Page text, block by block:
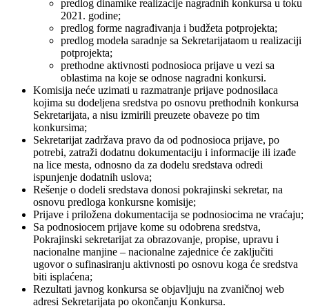
predlog dinamike realizacije nagradnih konkursa u toku
2021. godine;
predlog forme nagrađivanja i budžeta potprojekta;
predlog modela saradnje sa Sekretarijataom u realizaciji
potprojekta;
prethodne aktivnosti podnosioca prijave u vezi sa
oblastima na koje se odnose nagradni konkursi.
Komisija neće uzimati u razmatranje prijave podnosilaca
kojima su dodeljena sredstva po osnovu prethodnih konkursa
Sekretarijata, a nisu izmirili preuzete obaveze po tim
konkursima;
Sekretarijat zadržava pravo da od podnosioca prijave, po
potrebi, zatraži dodatnu dokumentaciju i informacije ili izađe
na lice mesta, odnosno da za dodelu sredstava odredi
ispunjenje dodatnih uslova;
Rešenje o dodeli sredstava donosi pokrajinski sekretar, na
osnovu predloga konkursne komisije;
Prijave i priložena dokumentacija se podnosiocima ne vraćaju;
Sa podnosiocem prijave kome su odobrena sredstva,
Pokrajinski sekretarijat za obrazovanje, propise, upravu i
nacionalne manjine – nacionalne zajednice će zaključiti
ugovor o sufinasiranju aktivnosti po osnovu koga će sredstva
biti isplaćena;
Rezultati javnog konkursa se objavljuju na zvaničnoj web
adresi Sekretarijata po okončanju Konkursa.